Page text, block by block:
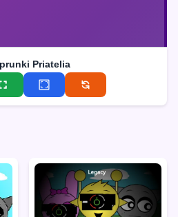
Priatelia